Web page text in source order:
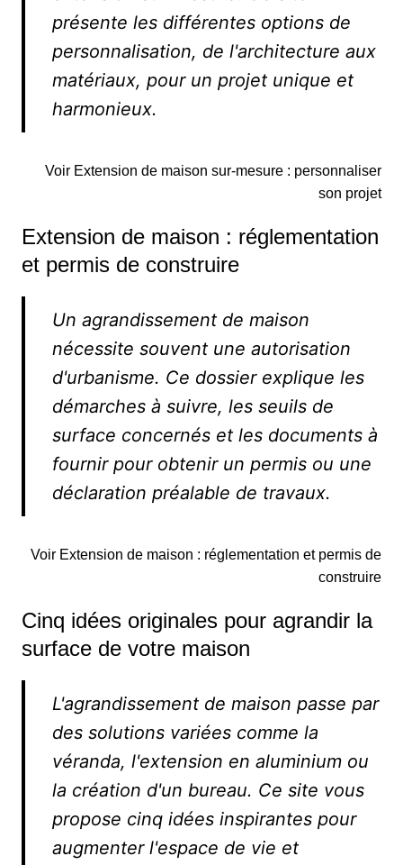
présente les différentes options de
personnalisation, de l'architecture aux
matériaux, pour un projet unique et
harmonieux.
Voir Extension de maison sur-mesure : personnaliser
son projet
Extension de maison : réglementation
et permis de construire
Un agrandissement de maison
nécessite souvent une autorisation
d'urbanisme. Ce dossier explique les
démarches à suivre, les seuils de
surface concernés et les documents à
fournir pour obtenir un permis ou une
déclaration préalable de travaux.
Voir Extension de maison : réglementation et permis de
construire
Cinq idées originales pour agrandir la
surface de votre maison
L'agrandissement de maison passe par
des solutions variées comme la
véranda, l'extension en aluminium ou
la création d'un bureau. Ce site vous
propose cinq idées inspirantes pour
augmenter l'espace de vie et